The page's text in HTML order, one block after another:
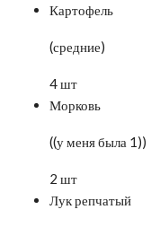
Картофель
(средние)
4 шт
Морковь
((у меня была 1))
2 шт
Лук репчатый